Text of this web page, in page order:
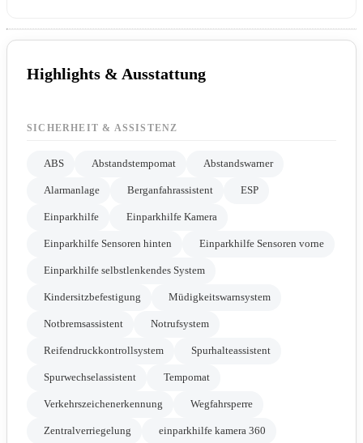
Highlights & Ausstattung
SICHERHEIT & ASSISTENZ
ABS Abstandstempomat Abstandswarner
Alarmanlage Berganfahrassistent ESP
Einparkhilfe Einparkhilfe Kamera
Einparkhilfe Sensoren hinten Einparkhilfe Sensoren vorne
Einparkhilfe selbstlenkendes System
Kindersitzbefestigung Müdigkeitswarnsystem
Notbremsassistent Notrufsystem
Reifendruckkontrollsystem Spurhalteassistent
Spurwechselassistent Tempomat
Verkehrszeichenerkennung Wegfahrsperre
Zentralverriegelung einparkhilfe kamera 360